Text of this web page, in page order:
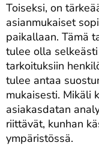
Toiseksi, on
asianmukaiset
paikallaan. Tämä
tulee olla
tarkoituksiin
tulee antaa
mukaisesti. Mikäli
asiakasdatan
riittävät, kunhan
ympäristössä.